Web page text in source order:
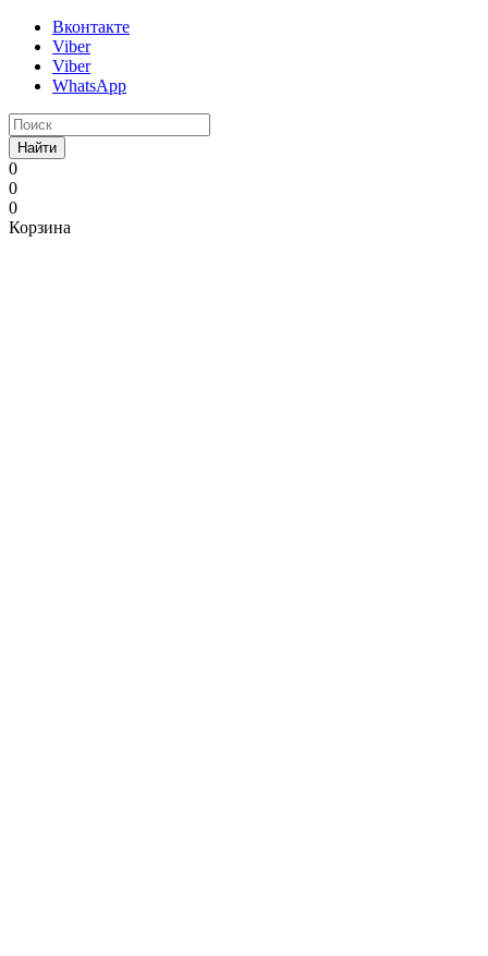
Вконтакте
Viber
Viber
WhatsApp
Найти
0
0
0
Корзина